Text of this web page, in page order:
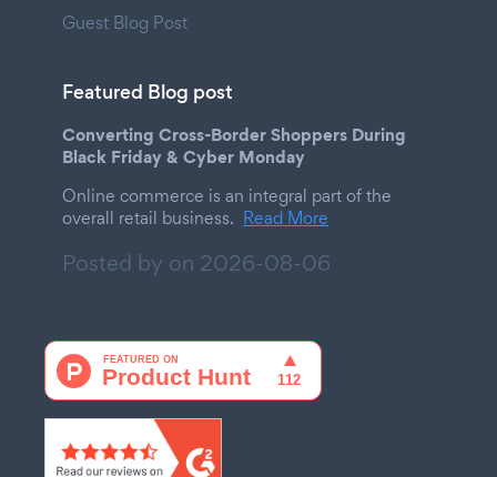
Guest Blog Post
Featured Blog post
Converting Cross-Border Shoppers During
Black Friday & Cyber Monday
Online commerce is an integral part of the
overall retail business. Read More
Posted by on 2026-08-06